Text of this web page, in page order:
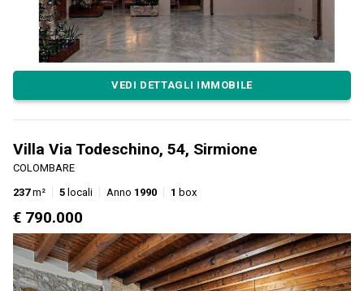
VEDI DETTAGLI IMMOBILE
Villa Via Todeschino, 54, Sirmione
COLOMBARE
237m² 5 locali Anno 1990 1 box
€ 790.000